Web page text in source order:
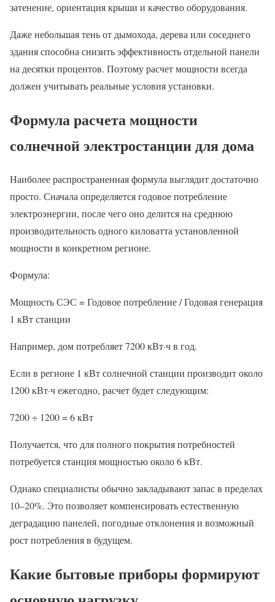
затенение, ориентация крыши и качество оборудования.
Даже небольшая тень от дымохода, дерева или соседнего
здания способна снизить эффективность отдельной панели
на десятки процентов. Поэтому расчет мощности всегда
должен учитывать реальные условия установки.
Формула расчета мощности
солнечной электростанции для дома
Наиболее распространенная формула выглядит достаточно
просто. Сначала определяется годовое потребление
электроэнергии, после чего оно делится на среднюю
производительность одного киловатта установленной
мощности в конкретном регионе.
Формула:
Мощность СЭС = Годовое потребление / Годовая генерация
1 кВт станции
Например, дом потребляет 7200 кВт·ч в год.
Если в регионе 1 кВт солнечной станции производит около
1200 кВт·ч ежегодно, расчет будет следующим:
7200 ÷ 1200 = 6 кВт
Получается, что для полного покрытия потребностей
потребуется станция мощностью около 6 кВт.
Однако специалисты обычно закладывают запас в пределах
10–20%. Это позволяет компенсировать естественную
деградацию панелей, погодные отклонения и возможный
рост потребления в будущем.
Какие бытовые приборы формируют